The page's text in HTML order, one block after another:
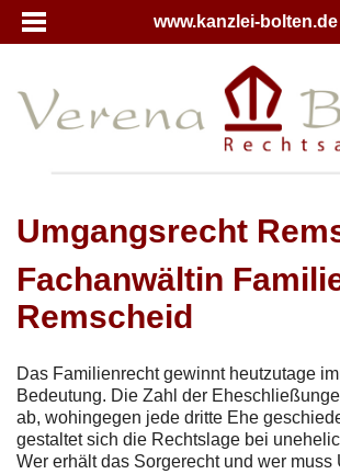
www.kanzlei-bolten.de
Umgangsrecht
Fachanwältin
Remscheid
Das Familienrecht gewinnt heutzutage
Bedeutung. Die Zahl der
ab, wohingegen jede dritte Ehe
gestaltet sich die Rechtslage bei
Wer erhält das Sorgerecht und wer muss